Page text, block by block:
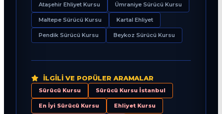
Ataşehir Ehliyet Kursu Ümraniye Sürücü Kursu
Maltepe Sürücü Kursu Kartal Ehliyet
Pendik Sürücü Kursu Beykoz Sürücü Kursu
İLGILI VE POPÜLER ARAMALAR
Sürücü Kursu Sürücü Kursu İstanbul
En İyi Sürücü Kursu Ehliyet Kursu